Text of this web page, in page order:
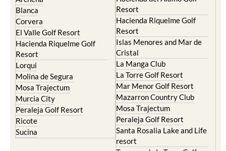
Blanca
Corvera
El Valle Golf Resort
Hacienda Riquelme Golf
Resort
Lorqui
Molina de Segura
Mosa Trajectum
Murcia City
Peraleja Golf Resort
Ricote
Sucina
Resort
Hacienda Riquelme Golf
Resort
Islas Menores and Mar de
Cristal
La Manga Club
La Torre Golf Resort
Mar Menor Golf Resort
Mazarron Country Club
Mosa Trajectum
Peraleja Golf Resort
Santa Rosalia Lake and Life
resort